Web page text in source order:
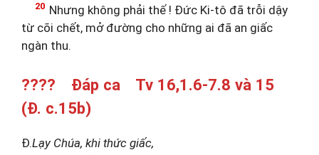
20 Nhưng không phải thế ! Đức Ki-tô đã trỗi dậy
từ cõi chết, mở đường cho những ai đã an giấc
ngàn thu.
???? Đáp ca Tv 16,1.6-7.8 và 15
(Đ. c.15b)
Đ.Lạy Chúa, khi thức giấc,